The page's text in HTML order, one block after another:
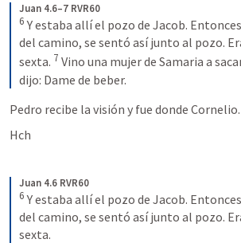
Juan 4.6–7 RVR60
6 Y estaba allí el pozo de Jacob.
del camino, se sentó así junto al pozo.
sexta. 7 Vino una mujer de Samaria a
dijo: Dame de beber.
Pedro recibe la visión y fue donde Cornelio.
Hch
Juan 4.6 RVR60
6 Y estaba allí el pozo de Jacob.
del camino, se sentó así junto al pozo.
sexta.